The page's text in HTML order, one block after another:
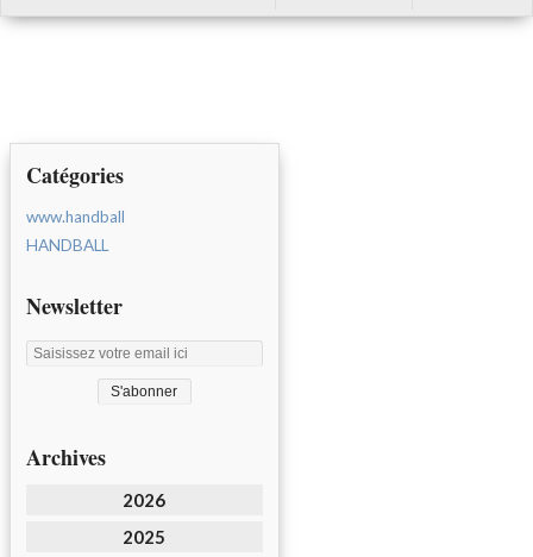
Catégories
www.handball
HANDBALL
Newsletter
Archives
2026
2025